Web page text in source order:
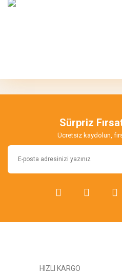
Yorum
Ürün bilgilerinde hatalar bulunuyor.
Ürün fiyatı diğer sitelerden daha
Bu ürüne benzer farklı alternatifler
Sürpriz
Ücretsiz kaydolun,
HIZLI KARGO